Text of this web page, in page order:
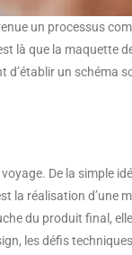
un processus
là que la maquette
d’établir un schéma
De la simple
la réalisation
du produit final,
les défis